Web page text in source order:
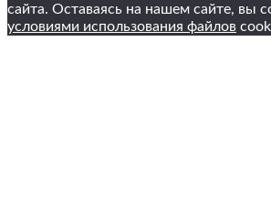
сайта. Оставаясь на нашем сайте, вы
условиями использования файлов